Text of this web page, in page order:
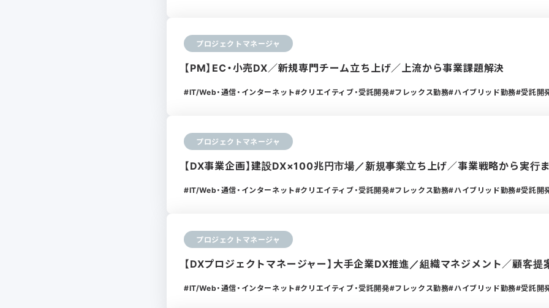
プロジェクトマネージャ
【PM】EC・小売DX／新規専門チーム立ち上げ／上流から事業課題解決
IT/Web・通信・インターネット クリエイティブ・受託開発 フレックス勤務 ハイブリッド勤務 受託開
プロジェクトマネージャ
【DX事業企画】建設DX×100兆円市場／新規事業立ち上げ／事業戦略から実行
IT/Web・通信・インターネット クリエイティブ・受託開発 フレックス勤務 ハイブリッド勤務 受託開
プロジェクトマネージャ
【DXプロジェクトマネージャー】大手企業DX推進／組織マネジメント／顧客提
IT/Web・通信・インターネット クリエイティブ・受託開発 フレックス勤務 ハイブリッド勤務 受託開